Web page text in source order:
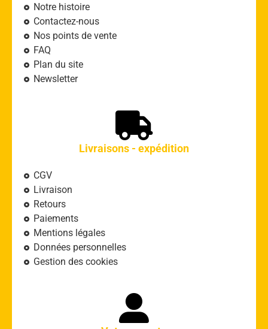
Notre histoire
Contactez-nous
Nos points de vente
FAQ
Plan du site
Newsletter
Livraisons - expédition
CGV
Livraison
Retours
Paiements
Mentions légales
Données personnelles
Gestion des cookies